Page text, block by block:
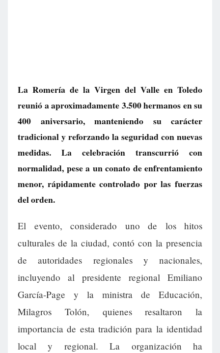
La Romería de la Virgen del Valle en Toledo
reunió a aproximadamente 3.500 hermanos en su
400 aniversario, manteniendo su carácter
tradicional y reforzando la seguridad con nuevas
medidas. La celebración transcurrió con
normalidad, pese a un conato de enfrentamiento
menor, rápidamente controlado por las fuerzas
del orden.
El evento, considerado uno de los hitos
culturales de la ciudad, contó con la presencia
de autoridades regionales y nacionales,
incluyendo al presidente regional Emiliano
García-Page y la ministra de Educación,
Milagros Tolón, quienes resaltaron la
importancia de esta tradición para la identidad
local y regional. La organización ha